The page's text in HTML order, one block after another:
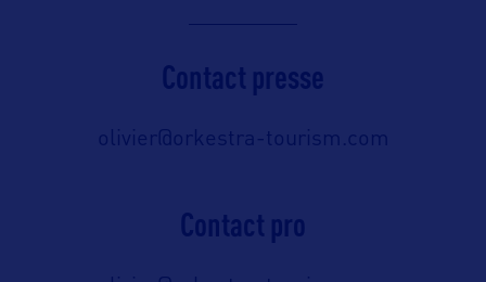
Contact presse
olivier@orkestra-tourism.com
Contact pro